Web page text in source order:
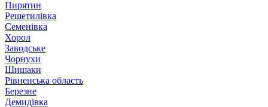
Пирятин
Решетилівка
Семенівка
Хорол
Заводське
Чорнухи
Шишаки
Рівненська область
Березне
Демидівка